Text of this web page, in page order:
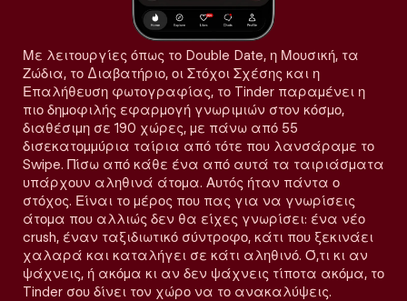
Με λειτουργίες όπως το Double Date, η Μουσική, τα
Ζώδια, το Διαβατήριο, οι Στόχοι Σχέσης και η
Επαλήθευση φωτογραφίας, το Tinder παραμένει η
πιο δημοφιλής εφαρμογή γνωριμιών στον κόσμο,
διαθέσιμη σε 190 χώρες, με πάνω από 55
δισεκατομμύρια ταίρια από τότε που λανσάραμε το
Swipe. Πίσω από κάθε ένα από αυτά τα ταιριάσματα
υπάρχουν αληθινά άτομα. Αυτός ήταν πάντα ο
στόχος. Είναι το μέρος που πας για να γνωρίσεις
άτομα που αλλιώς δεν θα είχες γνωρίσει: ένα νέο
crush, έναν ταξιδιωτικό σύντροφο, κάτι που ξεκινάει
χαλαρά και καταλήγει σε κάτι αληθινό. Ό,τι κι αν
ψάχνεις, ή ακόμα κι αν δεν ψάχνεις τίποτα ακόμα, το
Tinder σου δίνει τον χώρο να το ανακαλύψεις.